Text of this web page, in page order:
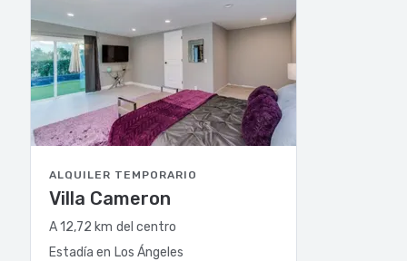
ALQUILER TEMPORARIO
Villa Cameron
A 12,72 km del centro
Estadía en Los Ángeles